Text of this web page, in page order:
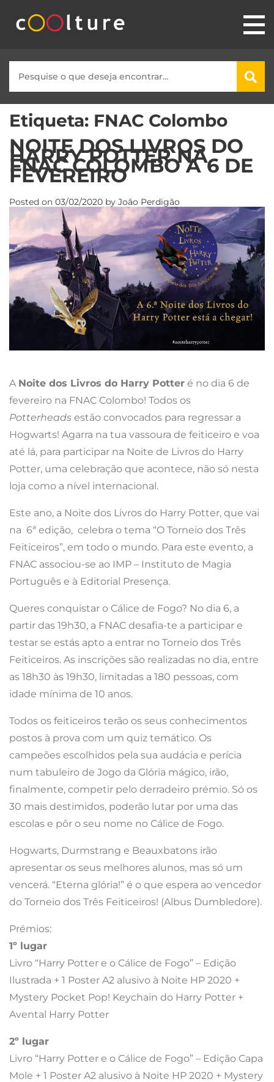
Etiqueta: FNAC Colombo
NOITE DOS LIVROS DO
HARRY POTTER NA
FNAC COLOMBO A 6 DE
FEVEREIRO
Posted on 03/02/2020 by João Perdigão
A Noite dos Livros do Harry Potter é no dia 6 de
fevereiro na FNAC Colombo! Todos os
Potterheads estão convocados para regressar a
Hogwarts! Agarra na tua vassoura de feiticeiro e voa
até lá, para participar na Noite de Livros do Harry
Potter, uma celebração que acontece, não só nesta
loja como a nível internacional.
Este ano, a Noite dos Livros do Harry Potter, que vai
na 6ª edição, celebra o tema “O Torneio dos Três
Feiticeiros”, em todo o mundo. Para este evento, a
FNAC associou-se ao IMP – Instituto de Magia
Português e à Editorial Presença.
Queres conquistar o Cálice de Fogo? No dia 6, a
partir das 19h30, a FNAC desafia-te a participar e
testar se estás apto a entrar no Torneio dos Três
Feiticeiros. As inscrições são realizadas no dia, entre
as 18h30 às 19h30, limitadas a 180 pessoas, com
idade mínima de 10 anos.
Todos os feiticeiros terão os seus conhecimentos
postos à prova com um quiz temático. Os
campeões escolhidos pela sua audácia e perícia
num tabuleiro de Jogo da Glória mágico, irão,
finalmente, competir pelo derradeiro prémio. Só os
30 mais destimidos, poderão lutar por uma das
escolas e pôr o seu nome no Cálice de Fogo.
Hogwarts, Durmstrang e Beauxbatons irão
apresentar os seus melhores alunos, mas só um
vencerá. “Eterna glória!” é o que espera ao vencedor
do Torneio dos Três Feiticeiros! (Albus Dumbledore).
Prémios:
1º lugar
Livro “Harry Potter e o Cálice de Fogo” – Edição
Ilustrada + 1 Poster A2 alusivo à Noite HP 2020 +
Mystery Pocket Pop! Keychain do Harry Potter +
Avental Harry Potter
2º lugar
Livro “Harry Potter e o Cálice de Fogo” – Edição Capa
Mole + 1 Poster A2 alusivo à Noite HP 2020 + Mystery